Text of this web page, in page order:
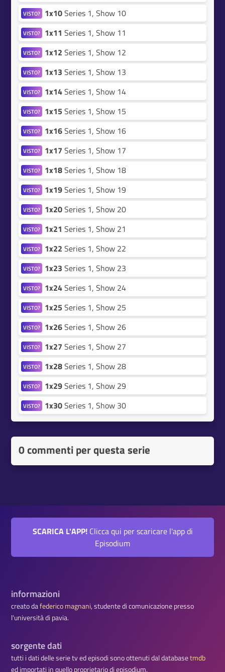
VISTO? 1x10Series 1, Show 10
VISTO? 1x11 Series 1, Show 11
VISTO? 1x12 Series 1, Show 12
VISTO? 1x13 Series 1, Show 13
VISTO? 1x14Series 1, Show 14
VISTO? 1x15 Series 1, Show 15
VISTO? 1x16Series 1, Show 16
VISTO? 1x17 Series 1, Show 17
VISTO? 1x18Series 1, Show 18
VISTO? 1x19Series 1, Show 19
VISTO? 1x20Series 1, Show 20
VISTO? 1x21 Series 1, Show 21
VISTO? 1x22 Series 1, Show 22
VISTO? 1x23 Series 1, Show 23
VISTO? 1x24Series 1, Show 24
VISTO? 1x25 Series 1, Show 25
VISTO? 1x26Series 1, Show 26
VISTO? 1x27 Series 1, Show 27
VISTO? 1x28Series 1, Show 28
VISTO? 1x29Series 1, Show 29
VISTO? 1x30Series 1, Show 30
0 commenti per questa serie
SCARICA L'APP!Clicca qui per scaricare l'app di
Episodium
informazioni
creato dafederico magnani, studente di comunicazione presso
l'università di pavia.
sorgente dati
tutti i dati delle serie tv ed episodi sono ottenuti dal databasetmdb
ed importati in quello proprietario di episodium.